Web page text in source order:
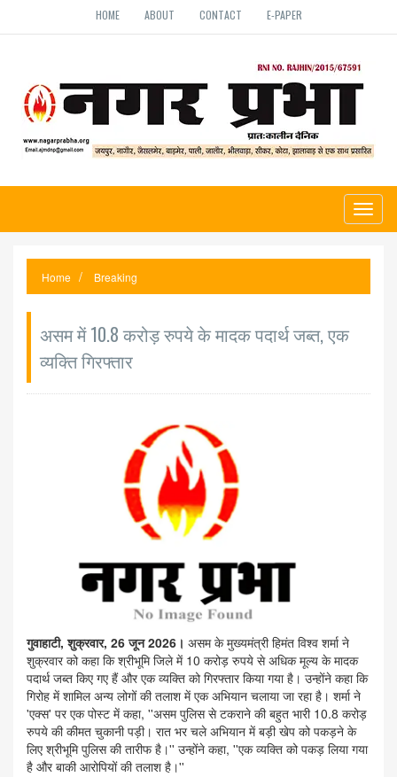
HOME ABOUT CONTACT E-PAPER
Home Breaking
असम में 10.8 करोड़ रुपये के मादक पदार्थ जब्त, एक
व्यक्ति गिरफ्तार
गुवाहाटी, शुक्रवार, 26 जून 2026। असम के मुख्यमंत्री हिमंत विश्व शर्मा ने
शुक्रवार को कहा कि श्रीभूमि जिले में 10 करोड़ रुपये से अधिक मूल्य के मादक
पदार्थ जब्त किए गए हैं और एक व्यक्ति को गिरफ्तार किया गया है। उन्होंने कहा कि
गिरोह में शामिल अन्य लोगों की तलाश में एक अभियान चलाया जा रहा है। शर्मा ने
'एक्स' पर एक पोस्ट में कहा, ''असम पुलिस से टकराने की बहुत भारी 10.8 करोड़
रुपये की कीमत चुकानी पड़ी। रात भर चले अभियान में बड़ी खेप को पकड़ने के
लिए श्रीभूमि पुलिस की तारीफ है।'' उन्होंने कहा, ''एक व्यक्ति को पकड़ लिया गया
है और बाकी आरोपियों की तलाश है।''